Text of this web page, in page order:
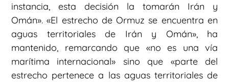
instancia, esta decisión la tomarán Irán y
Omán». «El estrecho de Ormuz se encuentra en
aguas territoriales de Irán y Omán», ha
mantenido, remarcando que «no es una vía
marítima internacional» sino que «parte del
estrecho pertenece a las aguas territoriales de